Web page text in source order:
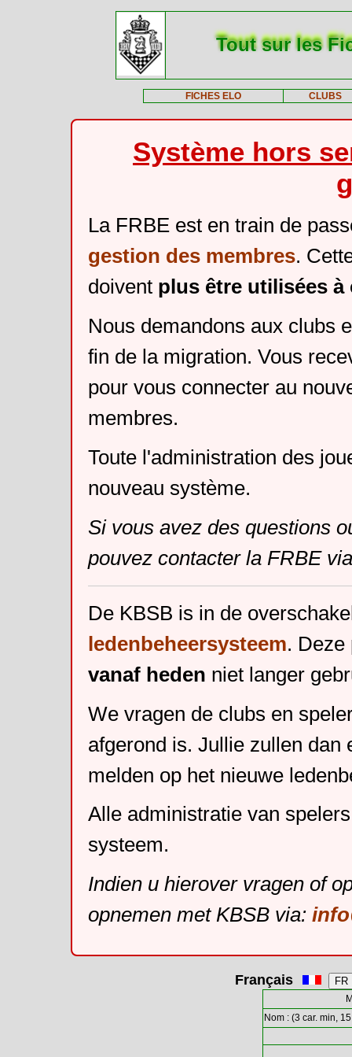
Tout sur les
FICHES ELO CLUBS
Système hors
La FRBE est en train de
gestion des membres.
doivent plus être utilisées
Nous demandons aux clubs
fin de la migration. Vous
pour vous connecter au
membres.
Toute l'administration des
nouveau système.
Si vous avez des questions
pouvez contacter la FRBE
De KBSB is in de
ledenbeheersysteem. Deze
vanaf heden niet langer
We vragen de clubs en
afgerond is. Jullie zullen dan
melden op het nieuwe
Alle administratie van
systeem.
Indien u hierover vragen of
opnemen met KBSB via:
Français
Nom : (3 car. min,